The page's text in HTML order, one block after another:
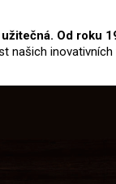
Od roku